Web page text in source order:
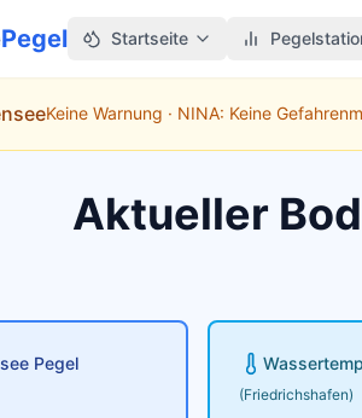
Pegel Startseite
Keine Warnung · NINA: Keine
Aktueller
Pegel
(Friedrichshafen)